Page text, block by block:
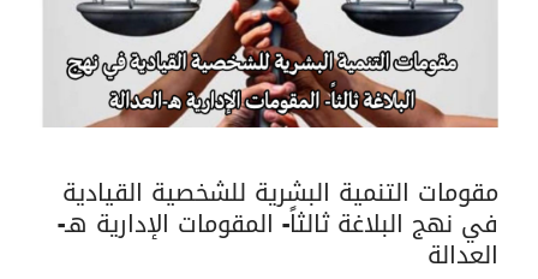
مقومات التنمية البشرية للشخصية القيادية
في نهج البلاغة ثالثاً- المقومات الإدارية هـ-
العدالة